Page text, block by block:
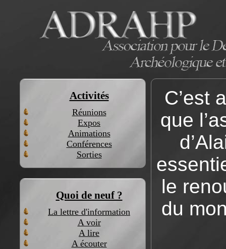
Activités
Réunions
Expos
Animations
Conférences
Sorties
Quoi de neuf ?
La lettre d'information
A voir
A lire
A écouter
C’est
que
le
du